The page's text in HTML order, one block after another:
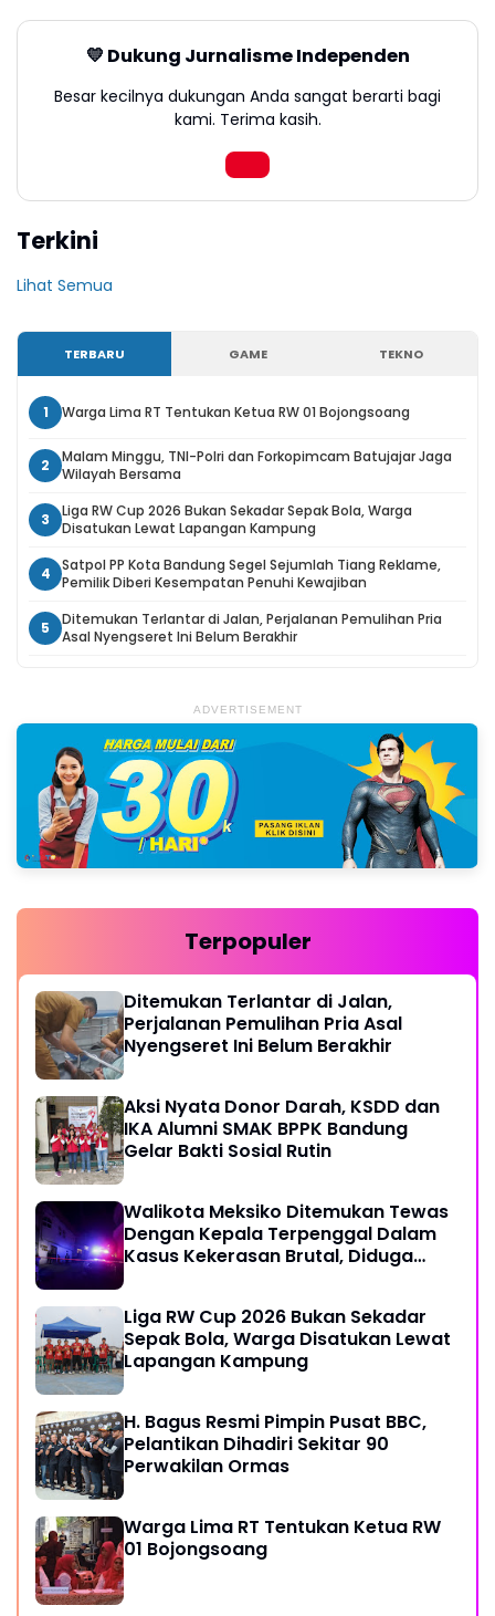
💛 Dukung Jurnalisme Independen
Besar kecilnya dukungan Anda sangat berarti bagi
kami. Terima kasih.
Terkini
Lihat Semua
TERBARU GAME TEKNO
1 Warga Lima RT Tentukan Ketua RW 01 Bojongsoang
2
Malam Minggu, TNI-Polri dan Forkopimcam Batujajar Jaga
Wilayah Bersama
3
Liga RW Cup 2026 Bukan Sekadar Sepak Bola, Warga
Disatukan Lewat Lapangan Kampung
4
Satpol PP Kota Bandung Segel Sejumlah Tiang Reklame,
Pemilik Diberi Kesempatan Penuhi Kewajiban
5
Ditemukan Terlantar di Jalan, Perjalanan Pemulihan Pria
Asal Nyengseret Ini Belum Berakhir
ADVERTISEMENT
Terpopuler
Ditemukan Terlantar di Jalan,
Perjalanan Pemulihan Pria Asal
Nyengseret Ini Belum Berakhir
Aksi Nyata Donor Darah, KSDD dan
IKA Alumni SMAK BPPK Bandung
Gelar Bakti Sosial Rutin
Walikota Meksiko Ditemukan Tewas
Dengan Kepala Terpenggal Dalam
Kasus Kekerasan Brutal, Diduga
Liga RW Cup 2026 Bukan Sekadar
Sepak Bola, Warga Disatukan Lewat
Lapangan Kampung
H. Bagus Resmi Pimpin Pusat BBC,
Pelantikan Dihadiri Sekitar 90
Perwakilan Ormas
Warga Lima RT Tentukan Ketua RW
01 Bojongsoang